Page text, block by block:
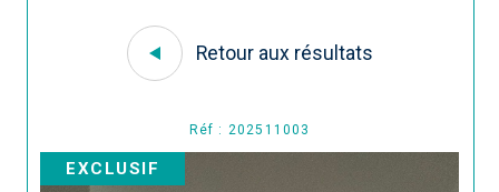
Retour aux résultats
Réf : 202511003
EXCLUSIF